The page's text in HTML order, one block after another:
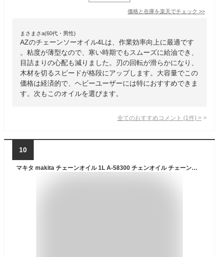
価格と在庫を楽天でチェック >>
まさまさa(60代・男性)
AZのチェーンソーオイル4Lは、作業効率向上に最適です
。粘度が薄型なので、寒い時期でもスムーズに給油でき、
目詰まりの心配も減りました。刃の回転が滑らかになり、
木材を切るスピードが格段にアップします。大容量でこの
価格は経済的で、ヘビーユーザーには特におすすめできま
す。次もこのオイルを選びます。
全てのおすすめコメント (1 件) >
10
マキタ makita チェーンオイル 1L A-58300 チェンオイル チェーンソー オイル チェンソー 潤滑油 メンテナンス チェン チェーン